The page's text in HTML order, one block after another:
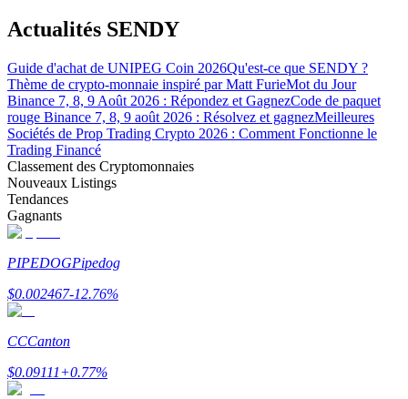
Gagner
Actualités SENDY
Guide d'achat de UNIPEG Coin 2026Qu'est-ce que SENDY ?
Thème de crypto-monnaie inspiré par Matt FurieMot du Jour
Binance 7, 8, 9 Août 2026 : Répondez et GagnezCode de paquet
rouge Binance 7, 8, 9 août 2026 : Résolvez et gagnezMeilleures
Sociétés de Prop Trading Crypto 2026 : Comment Fonctionne le
Trading Financé
Classement des Cryptomonnaies
Nouveaux Listings
Tendances
Gagnants
PIPEDOGPipedog
$0.002467-12.76%
CCCanton
$0.09111+0.77%